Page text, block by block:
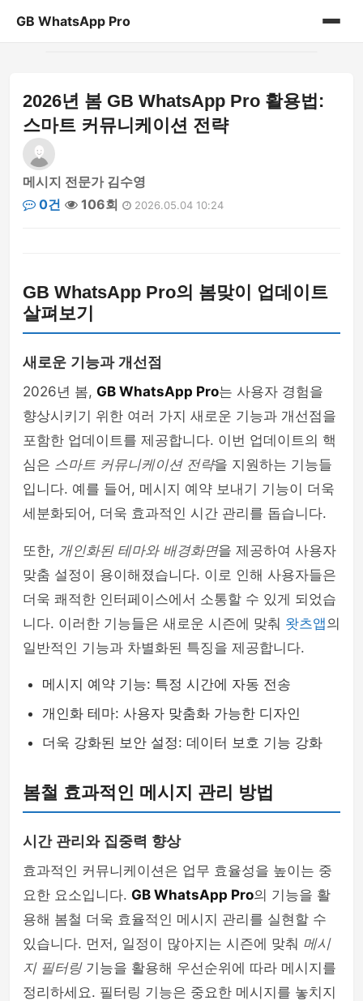
GB WhatsApp Pro
게시판
2026년 봄 GB WhatsApp Pro 활용법:
스마트 커뮤니케이션 전략
메시지 전문가 김수영
0건
106회 2026.05.04 10:24
GB WhatsApp Pro의 봄맞이 업데이트
살펴보기
새로운 기능과 개선점
2026년 봄, GB WhatsApp Pro는 사용자 경험을
향상시키기 위한 여러 가지 새로운 기능과 개선점을
포함한 업데이트를 제공합니다. 이번 업데이트의 핵
심은 스마트 커뮤니케이션 전략을 지원하는 기능들
입니다. 예를 들어, 메시지 예약 보내기 기능이 더욱
세분화되어, 더욱 효과적인 시간 관리를 돕습니다.
또한, 개인화된 테마와 배경화면을 제공하여 사용자
맞춤 설정이 용이해졌습니다. 이로 인해 사용자들은
더욱 쾌적한 인터페이스에서 소통할 수 있게 되었습
니다. 이러한 기능들은 새로운 시즌에 맞춰 왓츠앱의
일반적인 기능과 차별화된 특징을 제공합니다.
메시지 예약 기능: 특정 시간에 자동 전송
개인화 테마: 사용자 맞춤화 가능한 디자인
더욱 강화된 보안 설정: 데이터 보호 기능 강화
봄철 효과적인 메시지 관리 방법
시간 관리와 집중력 향상
효과적인 커뮤니케이션은 업무 효율성을 높이는 중
요한 요소입니다. GB WhatsApp Pro의 기능을 활
용해 봄철 더욱 효율적인 메시지 관리를 실현할 수
있습니다. 먼저, 일정이 많아지는 시즌에 맞춰 메시
지 필터링기능을 활용해 우선순위에 따라 메시지를
정리하세요. 필터링 기능은 중요한 메시지를 놓치지